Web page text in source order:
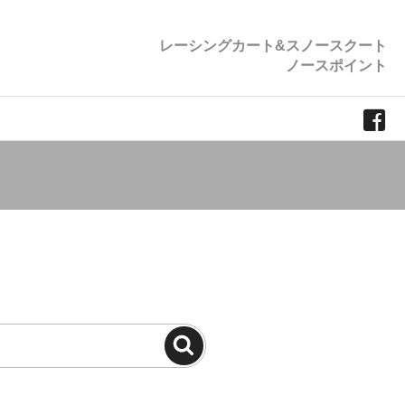
レーシングカート&スノースクート
ノースポイント
検
索